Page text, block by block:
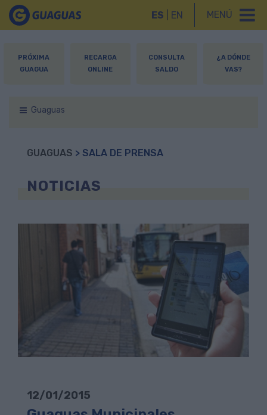
MENÚ
ES EN
PRÓXIMA
GUAGUA
RECARGA
ONLINE
CONSULTA
SALDO
¿A DÓNDE
VAS?
Guaguas
GUAGUAS > SALA DE PRENSA
NOTICIAS
12/01/2015